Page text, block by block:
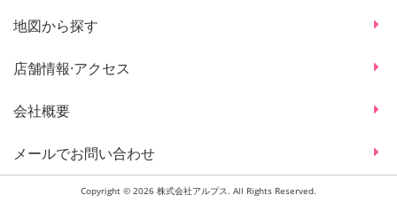
地図から探す
店舗情報·アクセス
会社概要
メールでお問い合わせ
Copyright © 2026 株式会社アルプス. All Rights Reserved.